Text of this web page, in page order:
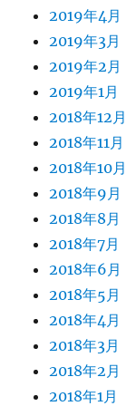
2019年4月
2019年3月
2019年2月
2019年1月
2018年12月
2018年11月
2018年10月
2018年9月
2018年8月
2018年7月
2018年6月
2018年5月
2018年4月
2018年3月
2018年2月
2018年1月